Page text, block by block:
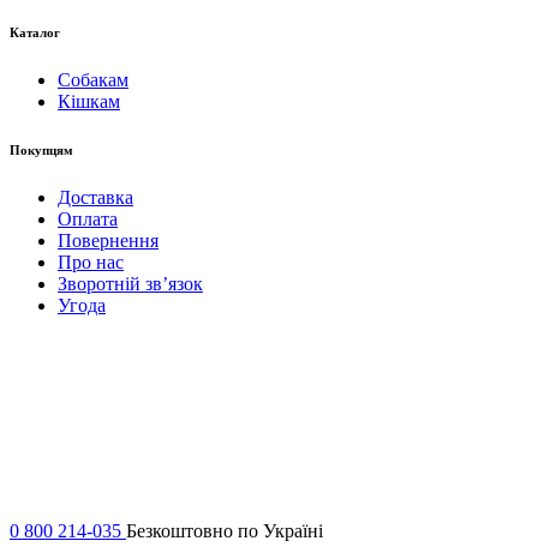
Каталог
Собакам
Кішкам
Покупцям
Доставка
Оплата
Повернення
Про нас
Зворотній зв’язок
Угода
0 800 214-035 Безкоштовно по Україні